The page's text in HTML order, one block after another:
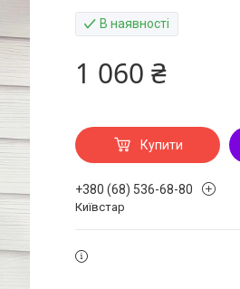
В наявності
1 060 ₴
Купити
+380 (68) 536-68-80
Київстар